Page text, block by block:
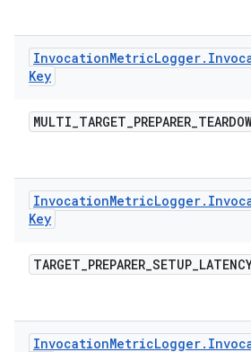
InvocationMetricLogger.
Key
MULTI_TARGET_PREPARER_
InvocationMetricLogger.
Key
TARGET_PREPARER_SETUP_
InvocationMetricLogger.